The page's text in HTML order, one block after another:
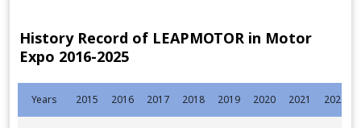
History Record of LEAPMOTOR in Motor
Expo 2016-2025
Years 2015 2016 2017 2018 2019 2020 2021 2022